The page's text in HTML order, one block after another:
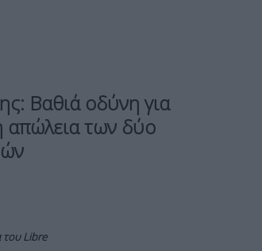
Βαθιά οδύνη για
απώλεια των δύο
του Libre